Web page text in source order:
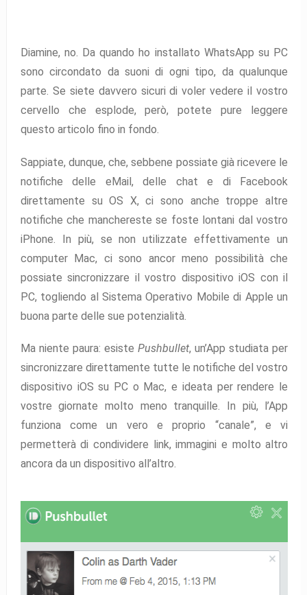
Diamine, no. Da quando ho installato WhatsApp su PC
sono circondato da suoni di ogni tipo, da qualunque
parte. Se siete davvero sicuri di voler vedere il vostro
cervello che esplode, però, potete pure leggere
questo articolo fino in fondo.
Sappiate, dunque, che, sebbene possiate già ricevere le
notifiche delle eMail, delle chat e di Facebook
direttamente su OS X, ci sono anche troppe altre
notifiche che manchereste se foste lontani dal vostro
iPhone. In più, se non utilizzate effettivamente un
computer Mac, ci sono ancor meno possibilità che
possiate sincronizzare il vostro dispositivo iOS con il
PC, togliendo al Sistema Operativo Mobile di Apple un
buona parte delle sue potenzialità.
Ma niente paura: esistePushbullet, un’App studiata per
sincronizzare direttamente tutte le notifiche del vostro
dispositivo iOS su PC o Mac, e ideata per rendere le
vostre giornate molto meno tranquille. In più, l’App
funziona come un vero e proprio “canale”, e vi
permetterà di condividere link, immagini e molto altro
ancora da un dispositivo all’altro.